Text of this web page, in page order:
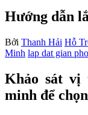
Hướng dẫn
Bởi Thanh Hải Hỗ
Minh lap dat gian
Khảo sát vị
minh để